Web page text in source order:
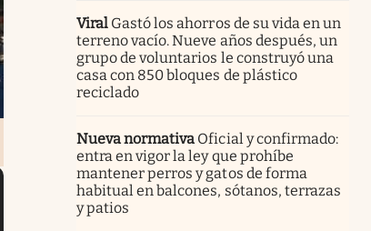
Viral Gastó los ahorros de su vida en un
terreno vacío. Nueve años después, un
grupo de voluntarios le construyó una
casa con 850 bloques de plástico
reciclado
Nueva normativa Oficial y confirmado:
entra en vigor la ley que prohíbe
mantener perros y gatos de forma
habitual en balcones, sótanos, terrazas
y patios